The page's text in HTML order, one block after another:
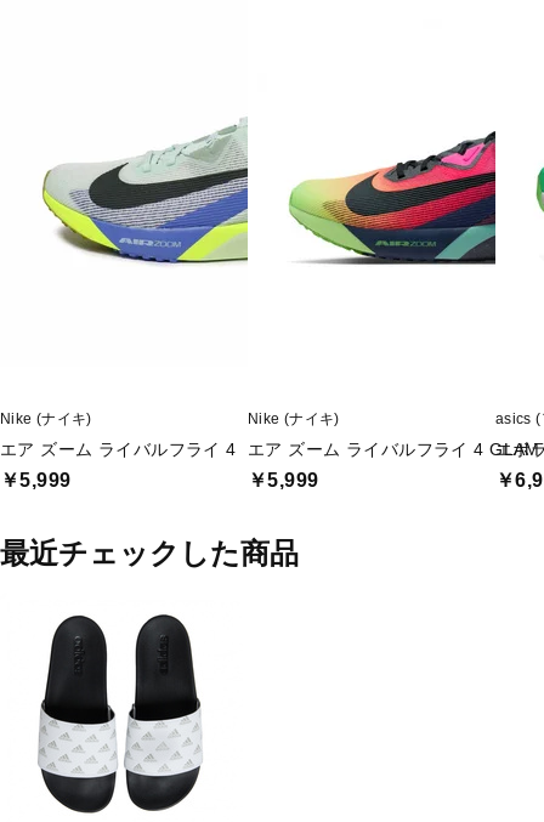
Nike (ナイキ)
エア ズーム ライバルフライ 4
￥5,999
Nike (ナイキ)
エア ズーム ライバルフライ 4 GLAM
￥5,999
asics (
エボ
￥
最近チェックした商品